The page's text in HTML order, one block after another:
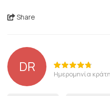
Share
DR Ημερομηνία